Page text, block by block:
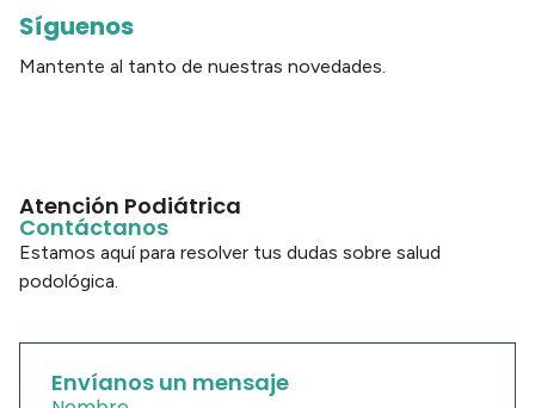
Síguenos
Mantente al tanto de nuestras novedades.
Atención Podiátrica
Contáctanos
Estamos aquí para resolver tus dudas sobre salud
podológica.
Envíanos un mensaje